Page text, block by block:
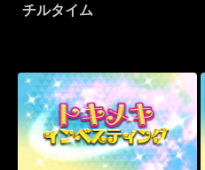
チルタイム